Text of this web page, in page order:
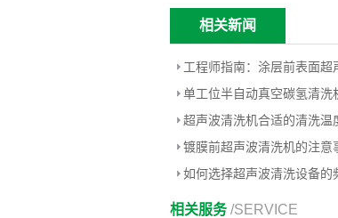
相关新闻
单工位半自动真空碳氢清洗
超声波清洗机合适的清洗温
镀膜前超声波清洗机的注意
如何选择超声波清洗设备的
相关服务/SERVICE